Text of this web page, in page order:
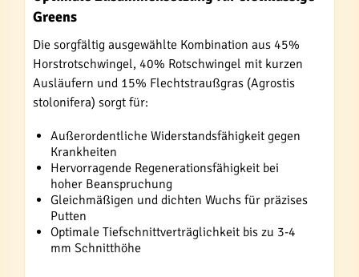
Greens
Die sorgfältig ausgewählte Kombination aus 45%
Horstrotschwingel, 40% Rotschwingel mit kurzen
Ausläufern und 15% Flechtstraußgras (Agrostis
stolonifera) sorgt für:
Außerordentliche Widerstandsfähigkeit gegen
Krankheiten
Hervorragende Regenerationsfähigkeit bei
hoher Beanspruchung
Gleichmäßigen und dichten Wuchs für präzises
Putten
Optimale Tiefschnittverträglichkeit bis zu 3-4
mm Schnitthöhe